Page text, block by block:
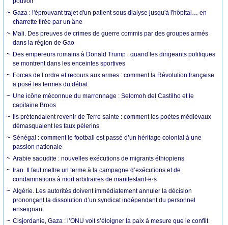
Gaza : l'éprouvant trajet d'un patient sous dialyse jusqu'à l'hôpital… en
charrette tirée par un âne
Mali. Des preuves de crimes de guerre commis par des groupes armés
dans la région de Gao
Des empereurs romains à Donald Trump : quand les dirigeants politiques
se montrent dans les enceintes sportives
Forces de l’ordre et recours aux armes : comment la Révolution française
a posé les termes du débat
Une icône méconnue du marronnage : Selomoh del Castilho et le
capitaine Broos
Ils prétendaient revenir de Terre sainte : comment les poètes médiévaux
démasquaient les faux pèlerins
Sénégal : comment le football est passé d’un héritage colonial à une
passion nationale
Arabie saoudite : nouvelles exécutions de migrants éthiopiens
Iran. Il faut mettre un terme à la campagne d’exécutions et de
condamnations à mort arbitraires de manifestant·e·s
Algérie. Les autorités doivent immédiatement annuler la décision
prononçant la dissolution d’un syndicat indépendant du personnel
enseignant
Cisjordanie, Gaza : l’ONU voit s’éloigner la paix à mesure que le conflit